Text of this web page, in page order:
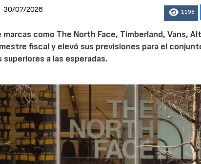
30/07/2026 1195
como The North Face, Timberland, Vans,
fiscal y elevó sus previsiones para el
superiores a las esperadas.